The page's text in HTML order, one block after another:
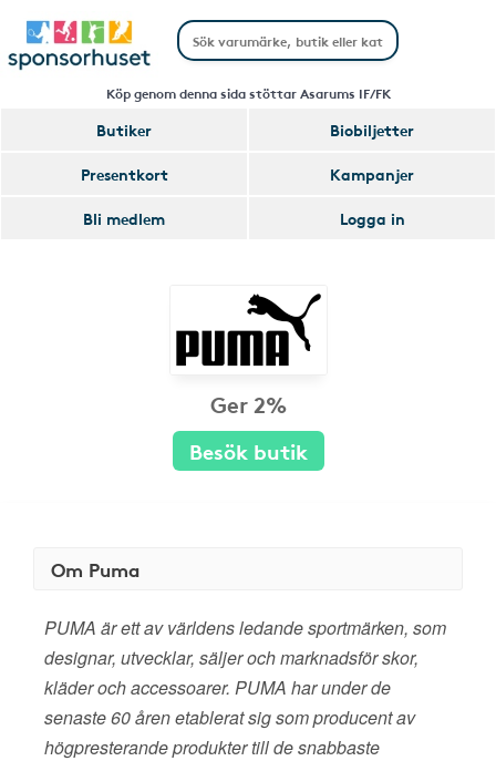
Köp genom denna sida stöttar Asarums IF/FK
Butiker
Biobiljetter
Presentkort
Kampanjer
Bli medlem
Logga in
Ger 2%
Besök butik
Om Puma
PUMA är ett av världens ledande sportmärken, som
designar, utvecklar, säljer och marknadsför skor,
kläder och accessoarer. PUMA har under de
senaste 60 åren etablerat sig som producent av
högpresterande produkter till de snabbaste